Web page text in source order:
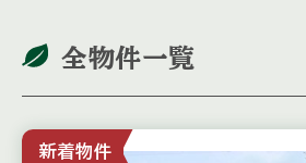
全物件一覧
新着物件